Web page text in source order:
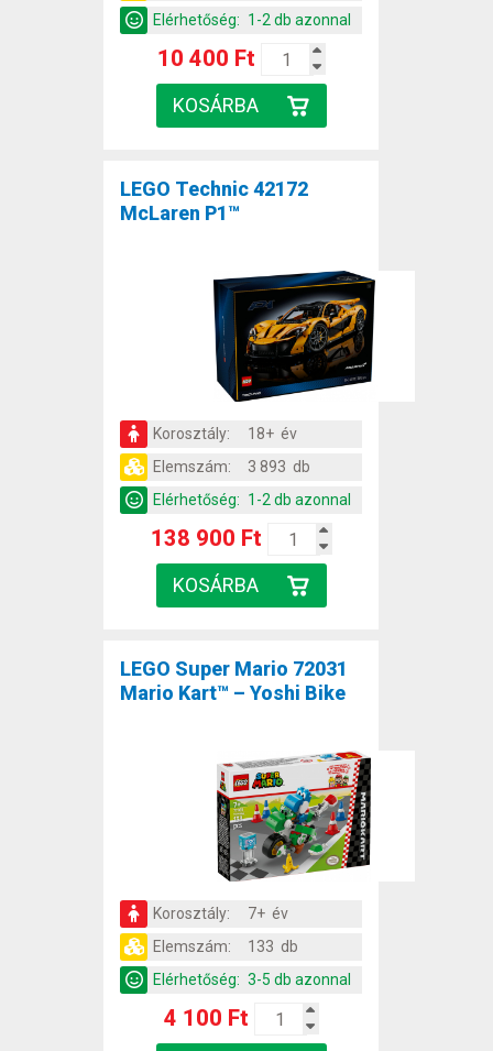
Elérhetőség: 1-2 db azonnal
10 400 Ft
LEGO Technic 42172
McLaren P1™
Korosztály:
18+ év
Elemszám:
3 893 db
Elérhetőség: 1-2 db azonnal
138 900 Ft
LEGO Super Mario 72031
Mario Kart™ – Yoshi Bike
Korosztály:
7+ év
Elemszám:
133 db
Elérhetőség: 3-5 db azonnal
4 100 Ft